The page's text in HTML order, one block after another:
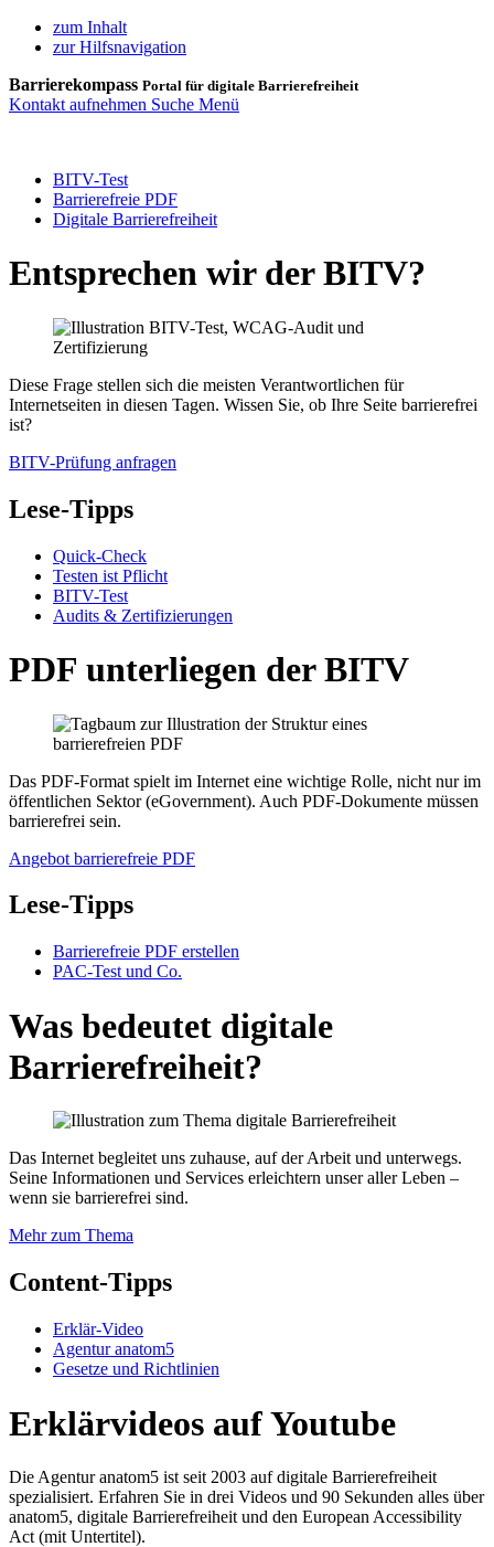
zum Inhalt
zur Hilfsnavigation
Barrierekompass Portal für digitale Barrierefreiheit
Kontakt aufnehmen Suche Menü
BITV-Test
Barrierefreie PDF
Digitale Barrierefreiheit
Entsprechen wir der BITV?
Diese Frage stellen sich die meisten Verantwortlichen für
Internetseiten in diesen Tagen. Wissen Sie, ob Ihre Seite barrierefrei
ist?
BITV-Prüfung anfragen
Lese-Tipps
Quick-Check
Testen ist Pflicht
BITV-Test
Audits & Zertifizierungen
PDF unterliegen der BITV
Das PDF-Format spielt im Internet eine wichtige Rolle, nicht nur im
öffentlichen Sektor (eGovernment). Auch PDF-Dokumente müssen
barrierefrei sein.
Angebot barrierefreie PDF
Lese-Tipps
Barrierefreie PDF erstellen
PAC-Test und Co.
Was bedeutet digitale
Barrierefreiheit?
Das Internet begleitet uns zuhause, auf der Arbeit und unterwegs.
Seine Informationen und Services erleichtern unser aller Leben –
wenn sie barrierefrei sind.
Mehr zum Thema
Content-Tipps
Erklär-Video
Agentur anatom5
Gesetze und Richtlinien
Erklärvideos auf Youtube
Die Agentur anatom5 ist seit 2003 auf digitale Barrierefreiheit
spezialisiert. Erfahren Sie in drei Videos und 90 Sekunden alles über
anatom5, digitale Barrierefreiheit und den European Accessibility
Act (mit Untertitel).